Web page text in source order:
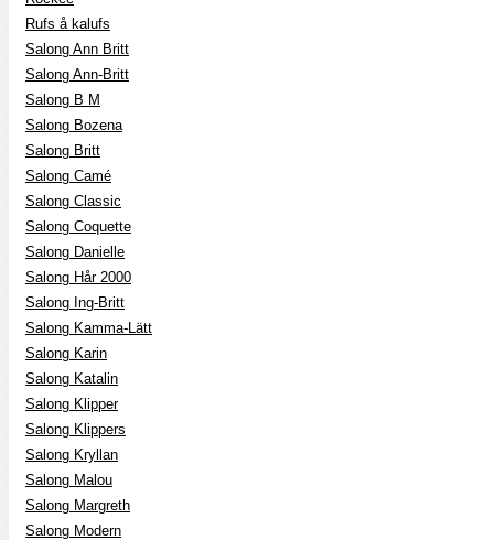
Rufs å kalufs
Salong Ann Britt
Salong Ann-Britt
Salong B M
Salong Bozena
Salong Britt
Salong Camé
Salong Classic
Salong Coquette
Salong Danielle
Salong Hår 2000
Salong Ing-Britt
Salong Kamma-Lätt
Salong Karin
Salong Katalin
Salong Klipper
Salong Klippers
Salong Kryllan
Salong Malou
Salong Margreth
Salong Modern